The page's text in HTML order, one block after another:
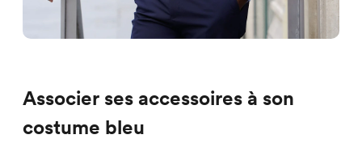
Associer ses accessoires à son
costume bleu